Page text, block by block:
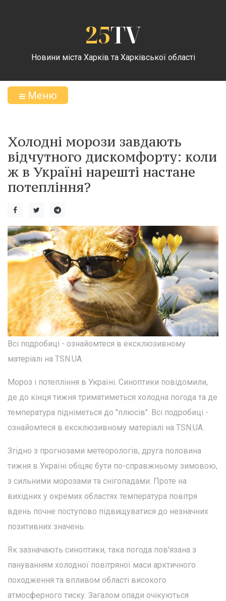
25TV
Новини міста Харків та Харківської області
Меню
Холодні морози завдають
відчутного дискомфорту: коли
ж в Україні нарешті настане
потепління?
Всі подробиці - ознайомтеся в ексклюзивному
матеріалі на TSN.UA.
Мороз і потепління в Україні. Синоптики повідомили,
де до кінця тижня триматиметься холодна погода та де
температура підніметься до "плюсів". Всі подробиці -
ознайомтеся в ексклюзивному матеріалі на TSN.UA.
Згідно з прогнозами метеорологів, друга половина
тижня в Україні обіцяє бути по-справжньому зимовою,
з сильними морозами та снігопадами. Проте на
вихідних у окремих областях температура повітря
вдень почне поступово підвищуватися до незначних
позитивних значень.
Як зазначають синоптики, така погода пов'язана з
пануванням холодної повітряної маси арктичного
походження та впливом області високого
атмосферного тиску. Загалом опади очікуються